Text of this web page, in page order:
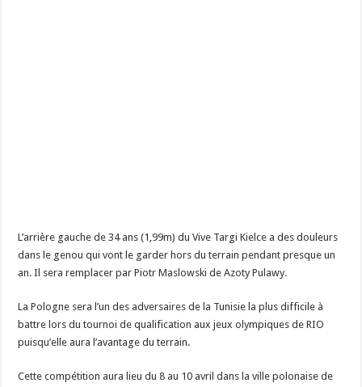
L’arrière gauche de 34 ans (1,99m) du Vive Targi Kielce a des douleurs
dans le genou qui vont le garder hors du terrain pendant presque un
an. Il sera remplacer par Piotr Maslowski de Azoty Pulawy.
La Pologne sera l’un des adversaires de la Tunisie la plus difficile à
battre lors du tournoi de qualification aux jeux olympiques de RIO
puisqu’elle aura l’avantage du terrain.
Cette compétition aura lieu du 8 au 10 avril dans la ville polonaise de